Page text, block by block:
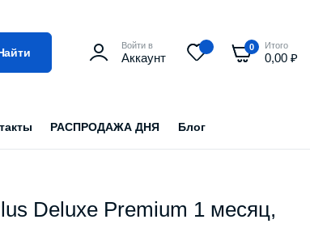
Войти в
Аккаунт
0 Итого
0,00₽
РАСПРОДАЖА ДНЯ Блог
Deluxe Premium 1 месяц,